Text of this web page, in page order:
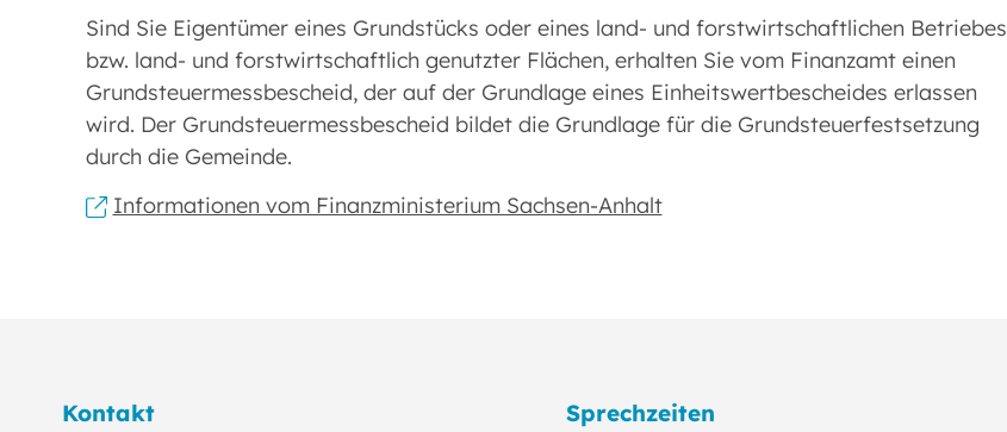
Sind Sie Eigentümer eines Grundstücks oder eines land- und forstwirtschaftlichen Betriebes
bzw. land- und forstwirtschaftlich genutzter Flächen, erhalten Sie vom Finanzamt einen
Grundsteuermessbescheid, der auf der Grundlage eines Einheitswertbescheides erlassen
wird. Der Grundsteuermessbescheid bildet die Grundlage für die Grundsteuerfestsetzung
durch die Gemeinde.
Informationen vom Finanzministerium Sachsen-Anhalt
Kontakt Sprechzeiten